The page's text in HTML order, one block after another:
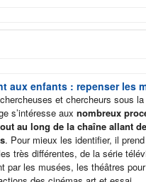
aux enfants : repenser les
et chercheurs sous
s’intéresse auxnombreux
au long de la chaîne allant
. Pour mieux les identifier, il
très différentes, de la série
par les musées, les théâtres